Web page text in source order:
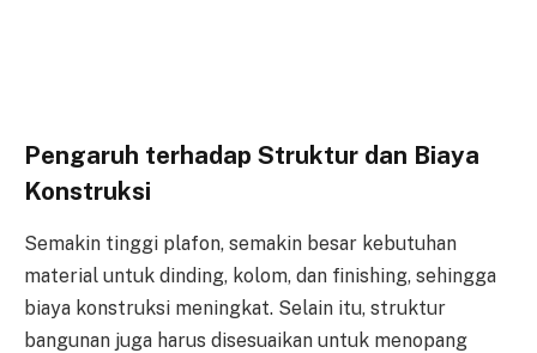
Pengaruh terhadap Struktur dan Biaya
Konstruksi
Semakin tinggi plafon, semakin besar kebutuhan
material untuk dinding, kolom, dan finishing, sehingga
biaya konstruksi meningkat. Selain itu, struktur
bangunan juga harus disesuaikan untuk menopang